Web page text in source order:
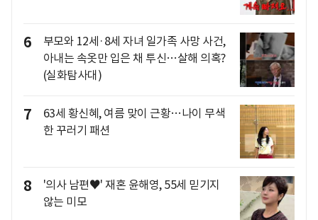
6
부모와 12세·8세 자녀 일가족 사망 사건,
아내는 속옷만 입은 채 투신…살해 의혹?
(실화탐사대)
7
63세 황신혜, 여름 맞이 근황…나이 무색
한 꾸러기 패션
8
'의사 남편♥' 재혼 윤해영, 55세 믿기지
않는 미모